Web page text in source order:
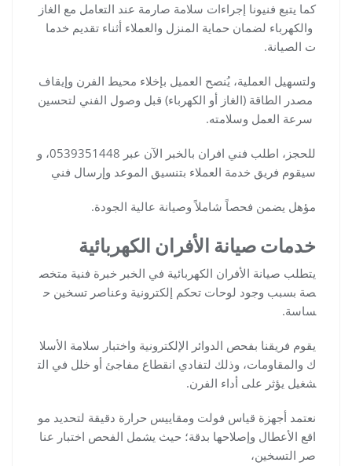
كما يتبع فنيونا إجراءات سلامة صارمة عند التعامل مع الغاز
والكهرباء لضمان حماية المنزل والعملاء أثناء تقديم خدما
ت الصيانة.
ولتسهيل العملية، يُنصح العميل بإخلاء محيط الفرن وإيقاف
مصدر الطاقة (الغاز أو الكهرباء) قبل وصول الفني لتحسين
سرعة العمل وسلامته.
للحجز، اطلب فني افران بالخبر الآن عبر 0539351448، و
سيقوم فريق خدمة العملاء بتنسيق الموعد وإرسال فني
مؤهل يضمن فحصاً شاملاً وصيانة عالية الجودة.
خدمات صيانة الأفران الكهربائية
يتطلب صيانة الأفران الكهربائية في الخبر خبرة فنية متخص
صة بسبب وجود لوحات تحكم إلكترونية وعناصر تسخين ح
ساسة.
يقوم فريقنا بفحص الدوائر الإلكترونية واختبار سلامة الأسلا
ك والمقاومات، وذلك لتفادي انقطاع مفاجئ أو خلل في الت
شغيل يؤثر على أداء الفرن.
نعتمد أجهزة قياس فولت ومقاييس حرارة دقيقة لتحديد مو
اقع الأعطال وإصلاحها بدقة؛ حيث يشمل الفحص اختبار عنا
صر التسخين،